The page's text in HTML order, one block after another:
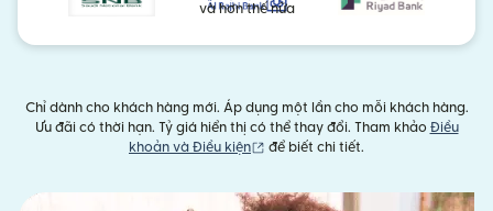
và hơn thế nữa
Chỉ dành cho khách hàng mới. Áp dụng một lần cho mỗi khách hàng.
Ưu đãi có thời hạn. Tỷ giá hiển thị có thể thay đổi. Tham khảo Điều
khoản và Điều kiện
(mở trong cửa sổ mới)
để biết chi tiết.